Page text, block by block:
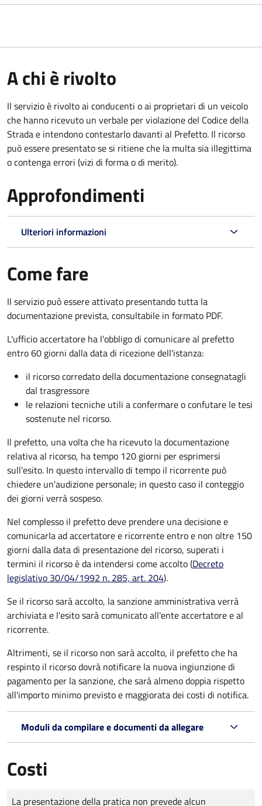
A chi è rivolto
Il servizio è rivolto ai conducenti o ai proprietari di un veicolo
che hanno ricevuto un verbale per violazione del Codice della
Strada e intendono contestarlo davanti al Prefetto. Il ricorso
può essere presentato se si ritiene che la multa sia illegittima
o contenga errori (vizi di forma o di merito).
Approfondimenti
Ulteriori informazioni
Come fare
Il servizio può essere attivato presentando tutta la
documentazione prevista, consultabile in formato PDF.
L'ufficio accertatore ha l'obbligo di comunicare al prefetto
entro 60 giorni dalla data di ricezione dell'istanza:
il ricorso corredato della documentazione consegnatagli
dal trasgressore
le relazioni tecniche utili a confermare o confutare le tesi
sostenute nel ricorso.
Il prefetto, una volta che ha ricevuto la documentazione
relativa al ricorso, ha tempo 120 giorni per esprimersi
sull'esito. In questo intervallo di tempo il ricorrente può
chiedere un'audizione personale; in questo caso il conteggio
dei giorni verrà sospeso.
Nel complesso il prefetto deve prendere una decisione e
comunicarla ad accertatore e ricorrente entro e non oltre 150
giorni dalla data di presentazione del ricorso, superati i
termini il ricorso è da intendersi come accolto (Decreto
legislativo 30/04/1992 n. 285, art. 204).
Se il ricorso sarà accolto, la sanzione amministrativa verrà
archiviata e l'esito sarà comunicato all'ente accertatore e al
ricorrente.
Altrimenti, se il ricorso non sarà accolto, il prefetto che ha
respinto il ricorso dovrà notificare la nuova ingiunzione di
pagamento per la sanzione, che sarà almeno doppia rispetto
all'importo minimo previsto e maggiorata dei costi di notifica.
Moduli da compilare e documenti da allegare
Costi
Tipo di pagamento
Importo
La presentazione della pratica non prevede alcun